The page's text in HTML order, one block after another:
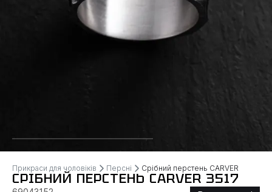
Прикраси для чоловіків Персні Срібний перстень CARVER
СРІБНИЙ ПЕРСТЕНЬ CARVER 3517